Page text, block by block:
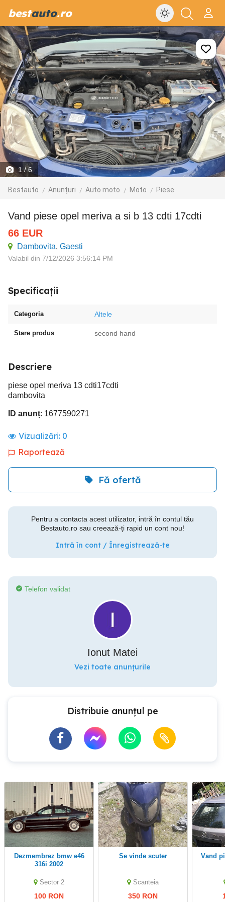
bestauto.ro
1/ 6
Bestauto Anunțuri Auto moto Moto Piese
vand piese opel meriva a si b 13 cdti 17cdti
66 EUR
Dambovita, Gaesti
Valabil din 7/12/2026 3:56:14 PM
Specificații
Categoria Altele
Stare produs second hand
Descriere
piese opel meriva 13 cdti17cdti
dambovita
ID anunț: 1677590271
Vizualizări: 0
Raportează
Fă ofertă
Pentru a contacta acest utilizator, intră în contul tău
Bestauto.ro sau creează-ți rapid un cont nou!
Intră în cont / Înregistrează-te
Telefon validat
Ionut Matei
Vezi toate anunțurile
Distribuie anunțul pe
dezmembrez bmw e46
316i 2002
Sector 2
100 RON
se vinde scuter
Scanteia
350 RON
vand